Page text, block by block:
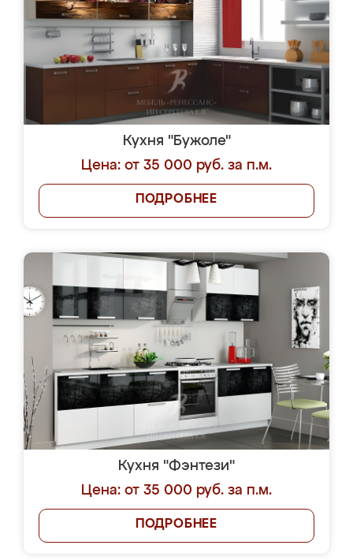
Кухня "Бужоле"
Цена: от 35 000 руб. за п.м.
ПОДРОБНЕЕ
Кухня "Фэнтези"
Цена: от 35 000 руб. за п.м.
ПОДРОБНЕЕ